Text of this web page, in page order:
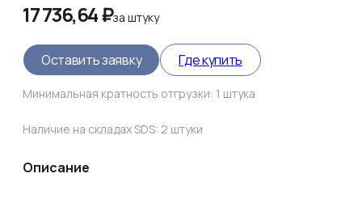
17 736,64 ₽заштуку
Оставить заявку Где купить
Минимальная кратность отгрузки: 1 штука
Наличие на складах SDS: 2 штуки
Описание